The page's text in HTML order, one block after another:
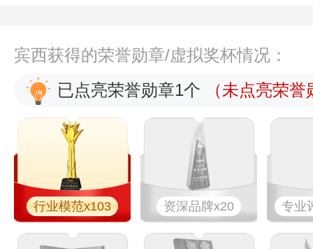
宾西获得的荣誉勋章/虚拟奖杯情况：
已点亮荣誉勋章1个
（未点亮荣
行业模范x103 资深品牌x20 专业